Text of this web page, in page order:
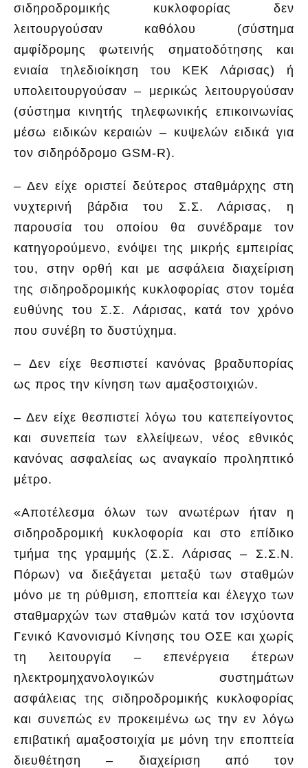
σιδηροδρομικής κυκλοφορίας δεν
λειτουργούσαν καθόλου (σύστημα
αμφίδρομης φωτεινής σηματοδότησης και
ενιαία τηλεδιοίκηση του ΚΕΚ Λάρισας) ή
υπολειτουργούσαν – μερικώς λειτουργούσαν
(σύστημα κινητής τηλεφωνικής επικοινωνίας
μέσω ειδικών κεραιών – κυψελών ειδικά για
τον σιδηρόδρομο GSM-R).
– Δεν είχε οριστεί δεύτερος σταθμάρχης στη
νυχτερινή βάρδια του Σ.Σ. Λάρισας, η
παρουσία του οποίου θα συνέδραμε τον
κατηγορούμενο, ενόψει της μικρής εμπειρίας
του, στην ορθή και με ασφάλεια διαχείριση
της σιδηροδρομικής κυκλοφορίας στον τομέα
ευθύνης του Σ.Σ. Λάρισας, κατά τον χρόνο
που συνέβη το δυστύχημα.
– Δεν είχε θεσπιστεί κανόνας βραδυπορίας
ως προς την κίνηση των αμαξοστοιχιών.
– Δεν είχε θεσπιστεί λόγω του κατεπείγοντος
και συνεπεία των ελλείψεων, νέος εθνικός
κανόνας ασφαλείας ως αναγκαίο προληπτικό
μέτρο.
«Αποτέλεσμα όλων των ανωτέρων ήταν η
σιδηροδρομική κυκλοφορία και στο επίδικο
τμήμα της γραμμής (Σ.Σ. Λάρισας – Σ.Σ.Ν.
Πόρων) να διεξάγεται μεταξύ των σταθμών
μόνο με τη ρύθμιση, εποπτεία και έλεγχο των
σταθμαρχών των σταθμών κατά τον ισχύοντα
Γενικό Κανονισμό Κίνησης του ΟΣΕ και χωρίς
τη λειτουργία – επενέργεια έτερων
ηλεκτρομηχανολογικών συστημάτων
ασφάλειας της σιδηροδρομικής κυκλοφορίας
και συνεπώς εν προκειμένω ως την εν λόγω
επιβατική αμαξοστοιχία με μόνη την εποπτεία
διευθέτηση – διαχείριση από τον